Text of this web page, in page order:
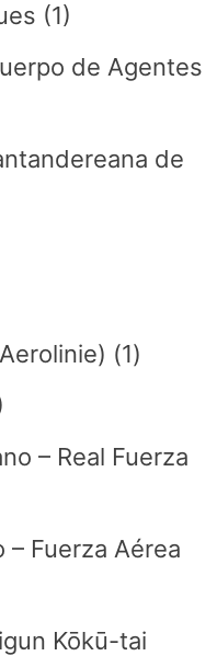
(1)
de Agentes
de
(1)
– Real Fuerza
– Fuerza Aérea
Kōkū-tai